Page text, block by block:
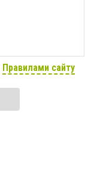
Правилами сайту